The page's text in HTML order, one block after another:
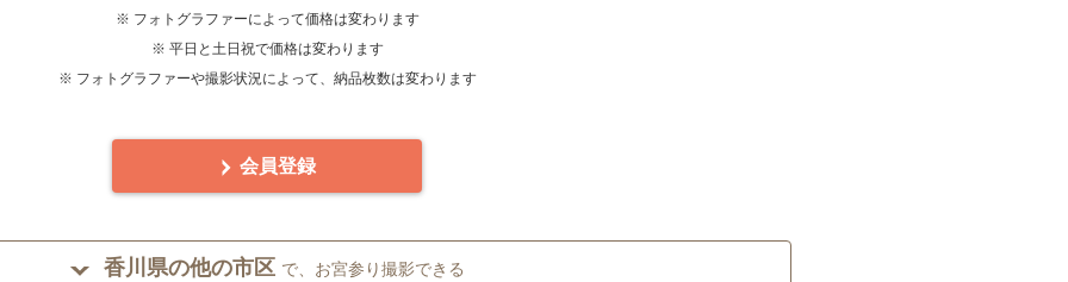
※ フォトグラファーによって価格は変わります
※ 平日と土日祝で価格は変わります
※ フォトグラファーや撮影状況によって、納品枚数は変わります
会員登録
香川県の他の市区 で、お宮参り撮影できる